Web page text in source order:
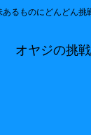
あるものにどんどん挑
オヤジの挑戦